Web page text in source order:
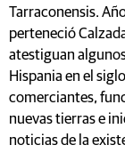
Tarraconensis.
perteneció
atestiguan
Hispania en el
comerciantes,
nuevas tierras e
noticias de la